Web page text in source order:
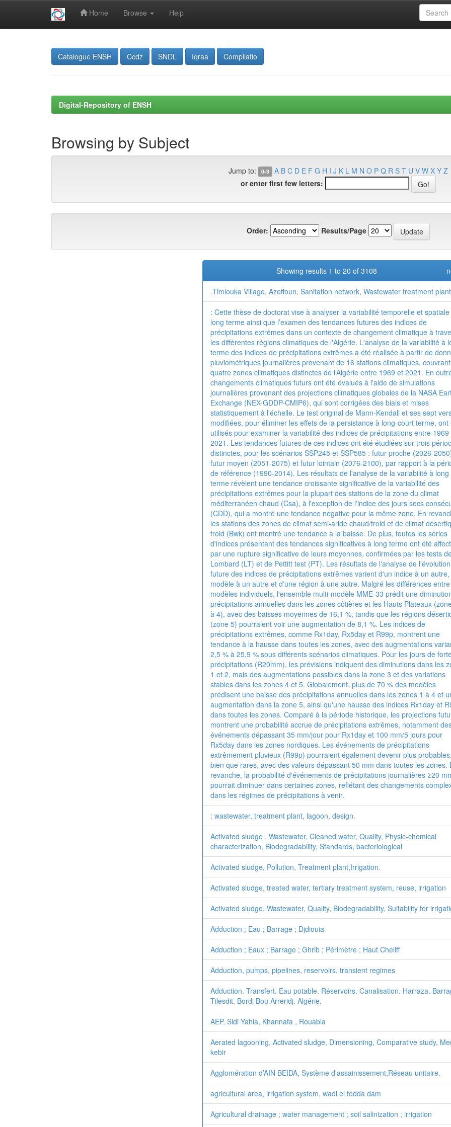
Home Browse Help
Catalogue ENSH Ccdz SNDL Iqraa Compilatio
Digital-Repository of ENSH
Browsing by Subject
Jump to: 0-9 A B C D E F G H I J K L M N O P Q R S T U V W X Y Z
or enter first few letters:
Order: Results/Page
Showing results 1 to 20 of 3108
.Timlouka Village, Azeffoun, Sanitation network, Wastewater treatment plant
: Cette thèse de doctorat vise à analyser la variabilité temporelle et
long terme ainsi que l’examen des tendances futures des indices de
précipitations extrêmes dans un contexte de changement climatique à
les différentes régions climatiques de l'Algérie. L'analyse de la variabilité à
terme des indices de précipitations extrêmes a été réalisée à partir de
pluviométriques journalières provenant de 16 stations climatiques, couvrant
quatre zones climatiques distinctes de l’Algérie entre 1969 et 2021. En
changements climatiques futurs ont été évalués à l'aide de simulations
journalières provenant des projections climatiques globales de la NASA
Exchange (NEX-GDDP-CMIP6), qui sont corrigées des biais et mises
statistiquement à l'échelle. Le test original de Mann-Kendall et ses sept
modifiées, pour éliminer les effets de la persistance à long-court terme, ont
utilisés pour examiner la variabilité des indices de précipitations entre 1969
2021. Les tendances futures de ces indices ont été étudiées sur trois
distinctes, pour les scénarios SSP245 et SSP585 : futur proche (2026-
futur moyen (2051-2075) et futur lointain (2076-2100), par rapport à la
de référence (1990-2014). Les résultats de l'analyse de la variabilité à long
terme révèlent une tendance croissante significative de la variabilité des
précipitations extrêmes pour la plupart des stations de la zone du climat
méditerranéen chaud (Csa), à l'exception de l'indice des jours secs
(CDD), qui a montré une tendance négative pour la même zone. En
les stations des zones de climat semi-aride chaud/froid et de climat
froid (Bwk) ont montré une tendance à la baisse. De plus, toutes les séries
d'indices présentant des tendances significatives à long terme ont été
par une rupture significative de leurs moyennes, confirmées par les tests
Lombard (LT) et de Pettitt test (PT). Les résultats de l'analyse de l'évolution
future des indices de précipitations extrêmes varient d'un indice à un
modèle à un autre et d'une région à une autre. Malgré les différences
modèles individuels, l'ensemble multi-modèle MME-33 prédit une
précipitations annuelles dans les zones côtières et les Hauts Plateaux
à 4), avec des baisses moyennes de 16,1 %, tandis que les régions
(zone 5) pourraient voir une augmentation de 8,1 %. Les indices de
précipitations extrêmes, comme Rx1day, Rx5day et R99p, montrent une
tendance à la hausse dans toutes les zones, avec des augmentations
2,5 % à 25,9 % sous différents scénarios climatiques. Pour les jours de
précipitations (R20mm), les prévisions indiquent des diminutions dans les
1 et 2, mais des augmentations possibles dans la zone 3 et des variations
stables dans les zones 4 et 5. Globalement, plus de 70 % des modèles
prédisent une baisse des précipitations annuelles dans les zones 1 à 4 et
augmentation dans la zone 5, ainsi qu'une hausse des indices Rx1day et
dans toutes les zones. Comparé à la période historique, les projections
montrent une probabilité accrue de précipitations extrêmes, notamment
événements dépassant 35 mm/jour pour Rx1day et 100 mm/5 jours pour
Rx5day dans les zones nordiques. Les événements de précipitations
extrêmement pluvieux (R99p) pourraient également devenir plus probables,
bien que rares, avec des valeurs dépassant 50 mm dans toutes les zones.
revanche, la probabilité d'événements de précipitations journalières ≥20
pourrait diminuer dans certaines zones, reflétant des changements
dans les régimes de précipitations à venir.
: wastewater, treatment plant, lagoon, design.
Activated sludge , Wastewater, Cleaned water, Quality, Physic-chemical
characterization, Biodegradability, Standards, bacteriological
Activated sludge, Pollution, Treatment plant,Irrigation.
Activated sludge, treated water, tertiary treatment system, reuse, irrigation
Activated sludge, Wastewater, Quality, Biodegradability, Suitability for
Adduction ; Eau ; Barrage ; Djdiouia
Adduction ; Eaux ; Barrage ; Ghrib ; Périmètre ; Haut Cheliff
Adduction, pumps, pipelines, reservoirs, transient regimes
Adduction. Transfert. Eau potable. Réservoirs. Canalisation. Harraza.
Tilesdit. Bordj Bou Arreridj. Algérie.
AEP, Sidi Yahia, Khannafa , Rouabia
Aerated lagooning, Activated sludge, Dimensioning, Comparative study,
kebir
Agglomération d’AIN BEIDA, Système d’assainissement,Réseau unitaire.
agricultural area, irrigation system, wadi el fodda dam
Agricultural drainage ; water management ; soil salinization ; irrigation